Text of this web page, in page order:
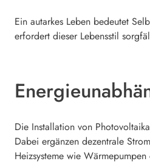
Ein autarkes Leben bedeutet
erfordert dieser Lebensstil
Die Installation von
Dabei ergänzen dezentrale
Heizsysteme wie